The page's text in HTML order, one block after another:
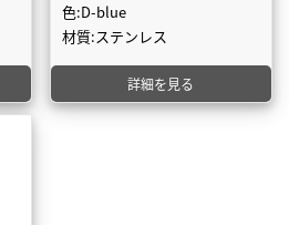
色:D-blue
材質:ステンレス
詳細を見る